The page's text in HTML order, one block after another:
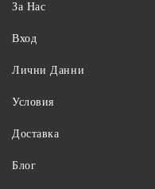
За Нас
Вход
Лични Данни
Условия
Доставка
Блог